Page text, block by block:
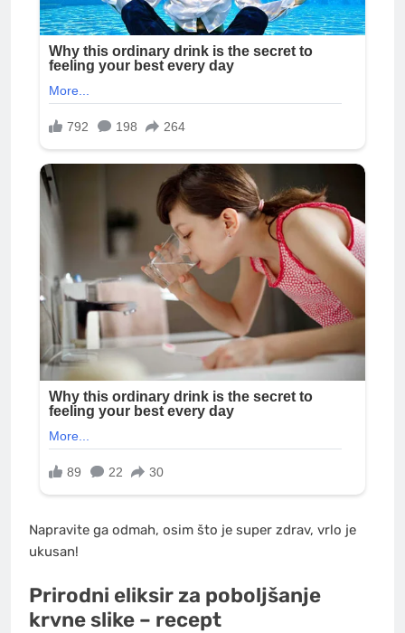
Napravite ga odmah, osim što je super zdrav, vrlo je
ukusan!
Prirodni eliksir za poboljšanje
krvne slike – recept